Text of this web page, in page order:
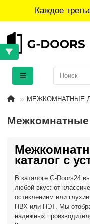
Каждое
МЕЖКОМНАТНЫЕ
Межкомнатные
каталог с
В каталоге G-Doors24
любой вкус: от
остеклением или
ПВХ или ПЭТ. Мы
надёжных